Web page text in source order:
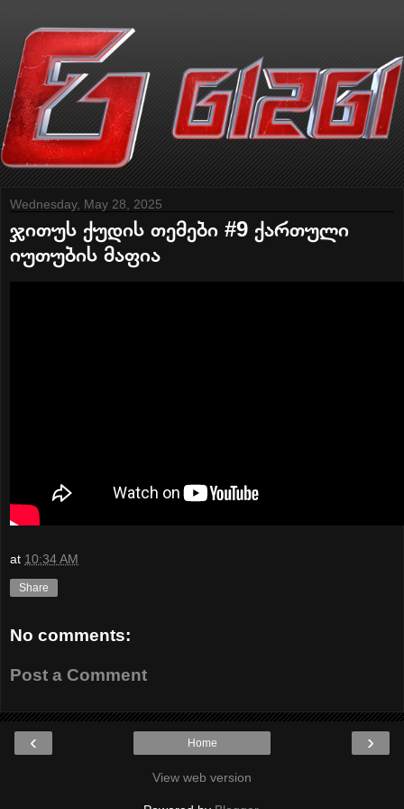
Wednesday, May 28, 2025
ჯითუს ქუდის თემები #9 ქართული
იუთუბის მაფია
at 10:34 AM
Share
No comments:
Post a Comment
‹ ›
Home
View web version